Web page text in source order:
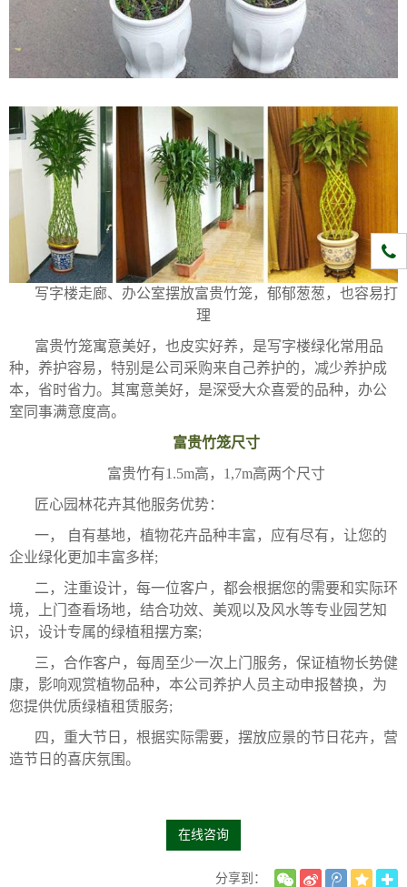
写字楼走廊、办公室摆放富贵竹笼，郁郁葱葱，也容易打
理
富贵竹笼寓意美好，也皮实好养，是写字楼绿化常用品
种，养护容易，特别是公司采购来自己养护的，减少养护成
本，省时省力。其寓意美好，是深受大众喜爱的品种，办公
室同事满意度高。
富贵竹笼尺寸
富贵竹有1.5m高，1,7m高两个尺寸
匠心园林花卉其他服务优势：
一， 自有基地，植物花卉品种丰富，应有尽有，让您的
企业绿化更加丰富多样;
二，注重设计，每一位客户，都会根据您的需要和实际环
境，上门查看场地，结合功效、美观以及风水等专业园艺知
识，设计专属的绿植租摆方案;
三，合作客户，每周至少一次上门服务，保证植物长势健
康，影响观赏植物品种，本公司养护人员主动申报替换，为
您提供优质绿植租赁服务;
四，重大节日，根据实际需要，摆放应景的节日花卉，营
造节日的喜庆氛围。
在线咨询
分享到：